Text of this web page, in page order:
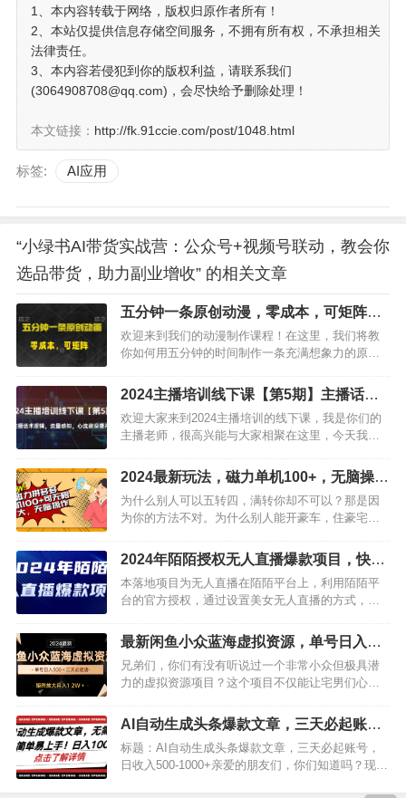
1、本内容转载于网络，版权归原作者所有！
2、本站仅提供信息存储空间服务，不拥有所有权，不承担相关
法律责任。
3、本内容若侵犯到你的版权利益，请联系我们
(3064908708@qq.com)，会尽快给予删除处理！
本文链接： http://fk.91ccie.com/post/1048.html
标签: AI应用
“小绿书AI带货实战营：公众号+视频号联动，教会你
选品带货，助力副业增收” 的相关文章
五分钟一条原创动漫，零成本，可矩阵，
日入2000+
欢迎来到我们的动漫制作课程！在这里，我们将教
你如何用五分钟的时间制作一条充满想象力的原创
标！…
2024主播培训线下课【第5期】主播话术
逻辑，流量感知，心流建设提升等等
欢迎大家来到2024主播培训的线下课，我是你们的
主播老师，很高兴能与大家相聚在这里，今天我们
心流建设提升等内容。首先，我们来讲讲主播话术
逻辑。在直播过程中，主播的话术是非常关键的，
它直接影响到观众的观看体验和购买意愿。因此，
我们要学会运用话术技巧，引导观众…
2024最新玩法，磁力单机100+，无脑操
作，可无限扩大，别再错失机会了
为什么别人可以五转四，满转你却不可以？那是因
为你的方法不对。为什么别人能开豪车，住豪宅而
可同时矩阵操作，一单18块，没有什么能不能赚
钱，你不来做就永远赚不了钱。机会只会留给有准
备的人！2024磁力拼多多最新玩法链接：
https://pan.baidu.co…
2024年陌陌授权无人直播爆款项目，快速
上手日入1000+
本落地项目为无人直播在陌陌平台上，利用陌陌平
台的官方授权，通过设置美女无人直播的方式，播
频内容，不仅成功吸引了大量观众驻足观看，更实
现了直播者的可观收益。此项目的小白用户，即使
是初次尝试，也能够实现日收入1000元以上的经济
效益。个项目的操作模式极为简单，…
最新闲鱼小众蓝海虚拟资源，单号日入
300＋，三天必起店，矩阵放大月入1-2W
兄弟们，你们有没有听说过一个非常小众但极具潜
力的虚拟资源项目？这个项目不仅能让宅男们心满
你就可以随时随地参与这个项目，流量巨大，机会
难得！这个项目有什么神奇之处呢？告诉你，只要
操作三天，你的店铺就可以轻松起航，每天都能轻
松赚个大几十单，轻松日入三百！而且，…
AI自动生成头条爆款文章，三天必起账
号，简单易上手，日收入500-1000+
标题：AI自动生成头条爆款文章，三天必起账号，
日收入500-1000+亲爱的朋友们，你们知道吗？现在